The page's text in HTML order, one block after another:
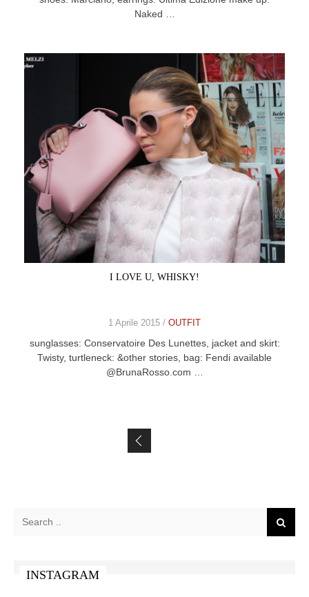
Naked …
I LOVE U, WHISKY!
1 Aprile 2015 / OUTFIT
sunglasses: Conservatoire Des Lunettes, jacket and skirt:
Twisty, turtleneck: &other stories, bag: Fendi available
@BrunaRosso.com …
INSTAGRAM